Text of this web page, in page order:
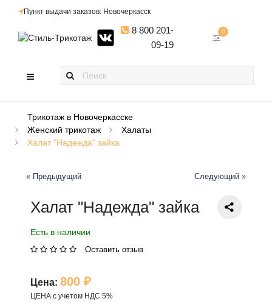
Пункт выдачи заказов: Новочеркасск
8 800 201-
09-19
0
Трикотаж в Новочеркасске
Женский трикотаж
Халаты
Халат "Надежда" зайка
« Предыдущий Следующий »
Халат "Надежда" зайка
Есть в наличии
Оставить отзыв
Цена: 800 ₽
ЦЕНА с учетом НДС 5%